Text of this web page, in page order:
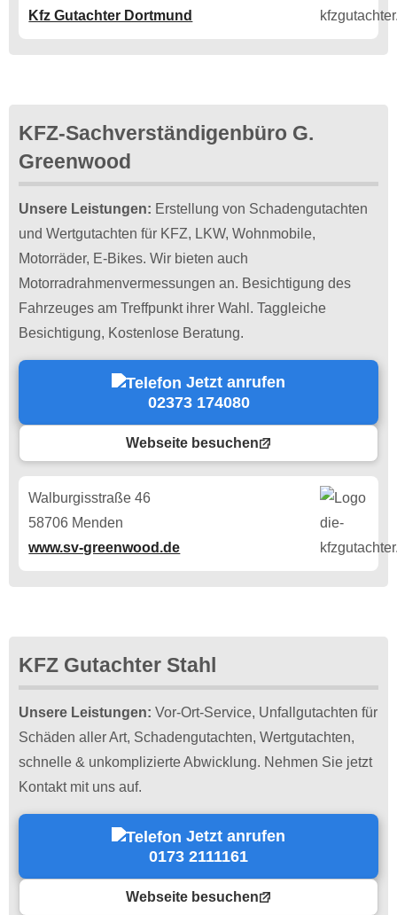
Kfz Gutachter Dortmund
KFZ-Sachverständigenbüro G.
Greenwood
Unsere Leistungen: Erstellung von Schadengutachten
und Wertgutachten für KFZ, LKW, Wohnmobile,
Motorräder, E-Bikes. Wir bieten auch
Motorradrahmenvermessungen an. Besichtigung des
Fahrzeuges am Treffpunkt ihrer Wahl. Taggleiche
Besichtigung, Kostenlose Beratung.
Jetzt anrufen
02373 174080
Webseite besuchen
Walburgisstraße 46
58706 Menden
www.sv-greenwood.de
KFZ Gutachter Stahl
Unsere Leistungen: Vor-Ort-Service, Unfallgutachten für
Schäden aller Art, Schadengutachten, Wertgutachten,
schnelle & unkomplizierte Abwicklung. Nehmen Sie jetzt
Kontakt mit uns auf.
Jetzt anrufen
0173 2111161
Webseite besuchen